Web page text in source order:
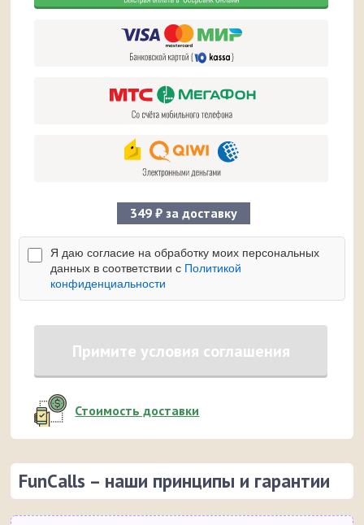
349 ₽ за доставку
Я даю согласие на обработку моих персональных
данных в соответствии с Политикой
конфиденциальности
Примите условия соглашения
Стоимость доставки
FunCalls – наши принципы и гарантии